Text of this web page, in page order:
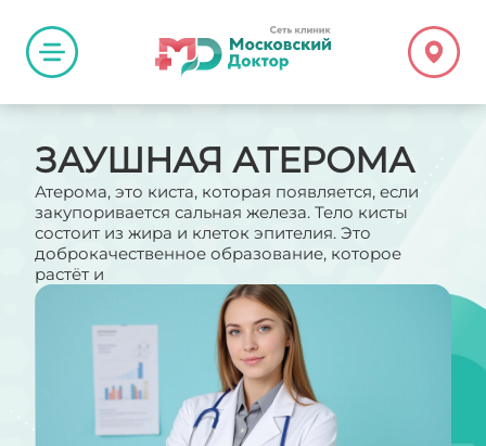
ЗАУШНАЯ АТЕРОМА
Атерома, это киста, которая появляется, если
закупоривается сальная железа. Тело кисты
состоит из жира и клеток эпителия. Это
доброкачественное образование, которое
растёт и